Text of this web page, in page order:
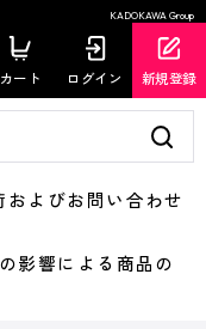
KADOKAWA Group
カート ログイン 新規登録
よびお問い合わせ
響による商品の